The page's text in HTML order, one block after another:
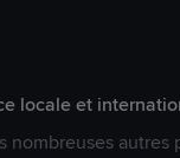
locale et
nombreuses